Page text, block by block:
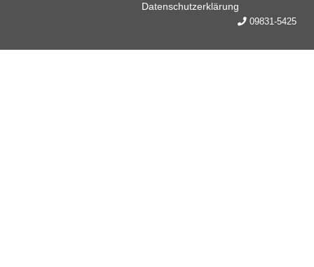
Datenschutzerklärung
09831-5425